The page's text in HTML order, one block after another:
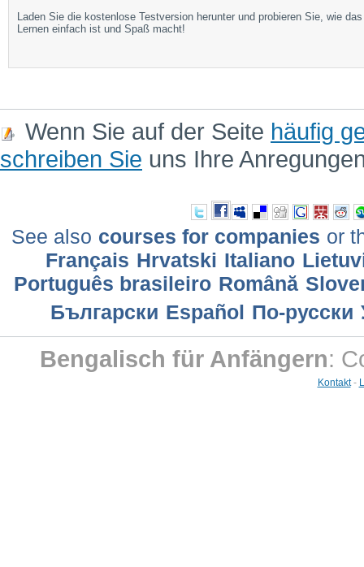
Laden Sie die kostenlose Testversion herunter und probieren Sie, wie das
Lernen einfach ist und Spaß macht!
Wenn Sie auf der Seite häufig
schreiben Sie uns Ihre
See also courses for companies or
Français Hrvatski Italiano
Português brasileiro Română
Български Еspañol По-русски
Bengalisch für Anfängern:
Kontakt-